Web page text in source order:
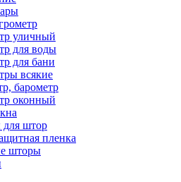
уличный
для воды
для бани
всякие
барометр
оконный
штор
пленка
шторы